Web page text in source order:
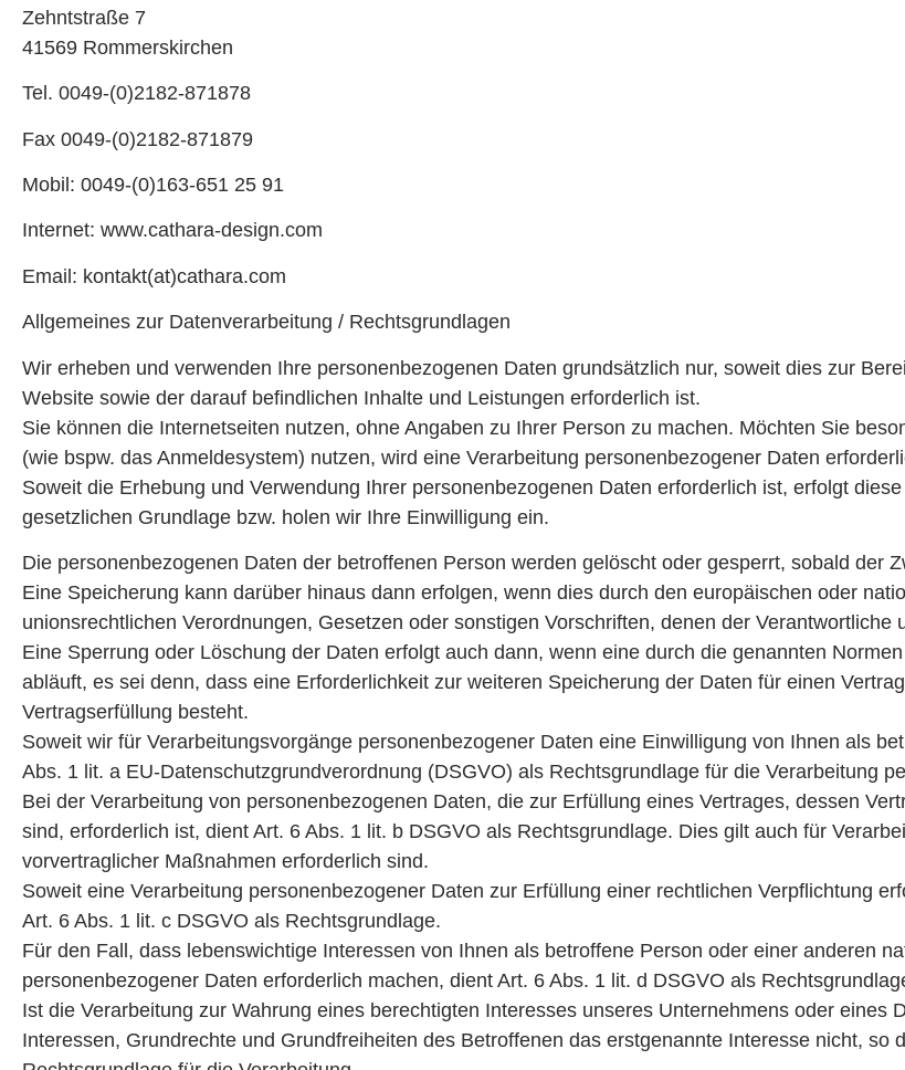
Zehntstraße 7
41569 Rommerskirchen
Tel. 0049-(0)2182-871878
Fax 0049-(0)2182-871879
Mobil: 0049-(0)163-651 25 91
Internet: www.cathara-design.com
Email: kontakt(at)cathara.com
Allgemeines zur Datenverarbeitung / Rechtsgrundlagen
Wir erheben und verwenden Ihre personenbezogenen Daten grundsätzlich nur, soweit dies zur
Website sowie der darauf befindlichen Inhalte und Leistungen erforderlich ist.
Sie können die Internetseiten nutzen, ohne Angaben zu Ihrer Person zu machen. Möchten Sie
(wie bspw. das Anmeldesystem) nutzen, wird eine Verarbeitung personenbezogener Daten
Soweit die Erhebung und Verwendung Ihrer personenbezogenen Daten erforderlich ist, erfolgt
gesetzlichen Grundlage bzw. holen wir Ihre Einwilligung ein.
Die personenbezogenen Daten der betroffenen Person werden gelöscht oder gesperrt, sobald der
Eine Speicherung kann darüber hinaus dann erfolgen, wenn dies durch den europäischen oder
unionsrechtlichen Verordnungen, Gesetzen oder sonstigen Vorschriften, denen der Verantwortliche
Eine Sperrung oder Löschung der Daten erfolgt auch dann, wenn eine durch die genannten
abläuft, es sei denn, dass eine Erforderlichkeit zur weiteren Speicherung der Daten für einen
Vertragserfüllung besteht.
Soweit wir für Verarbeitungsvorgänge personenbezogener Daten eine Einwilligung von Ihnen als
Abs. 1 lit. a EU-Datenschutzgrundverordnung (DSGVO) als Rechtsgrundlage für die Verarbeitung
Bei der Verarbeitung von personenbezogenen Daten, die zur Erfüllung eines Vertrages, dessen
sind, erforderlich ist, dient Art. 6 Abs. 1 lit. b DSGVO als Rechtsgrundlage. Dies gilt auch für
vorvertraglicher Maßnahmen erforderlich sind.
Soweit eine Verarbeitung personenbezogener Daten zur Erfüllung einer rechtlichen Verpflichtung
Art. 6 Abs. 1 lit. c DSGVO als Rechtsgrundlage.
Für den Fall, dass lebenswichtige Interessen von Ihnen als betroffene Person oder einer anderen
personenbezogener Daten erforderlich machen, dient Art. 6 Abs. 1 lit. d DSGVO als
Ist die Verarbeitung zur Wahrung eines berechtigten Interesses unseres Unternehmens oder eines
Interessen, Grundrechte und Grundfreiheiten des Betroffenen das erstgenannte Interesse nicht, so